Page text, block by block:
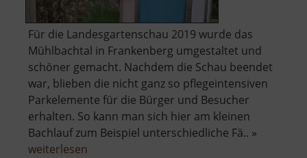
Für die Landesgartenschau 2019 wurde das
Mühlbachtal in Frankenberg umgestaltet und
schöner gemacht. Nachdem die Schau beendet
war, blieben die nicht ganz so pflegeintensiven
Parkelemente für die Bürger und Besucher
erhalten. So kann man sich hier am kleinen
Bachlauf zum Beispiel unterschiedliche Fä.. »
weiterlesen